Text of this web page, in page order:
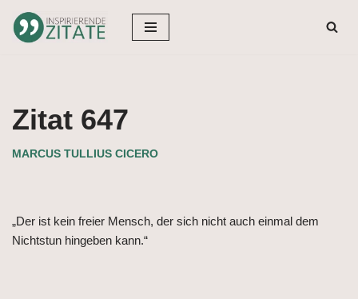
Zum
Zitat 647
MARCUS TULLIUS CICERO
„Der ist kein freier Mensch, der sich nicht auch einmal dem
Nichtstun hingeben kann.“